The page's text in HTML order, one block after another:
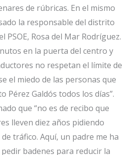
de rúbricas. En el mismo
la responsable del distrito
PSOE, Rosa del Mar Rodríguez.
en la puerta del centro y
no respetan el límite de
el miedo de las personas que
Pérez Galdós todos los días”.
que “no es de recibo que
lleven diez años pidiendo
tráfico. Aquí, un padre me ha
badenes para reducir la